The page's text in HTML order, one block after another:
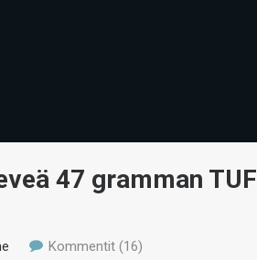
47 gramman TUF
Kommentit (16)